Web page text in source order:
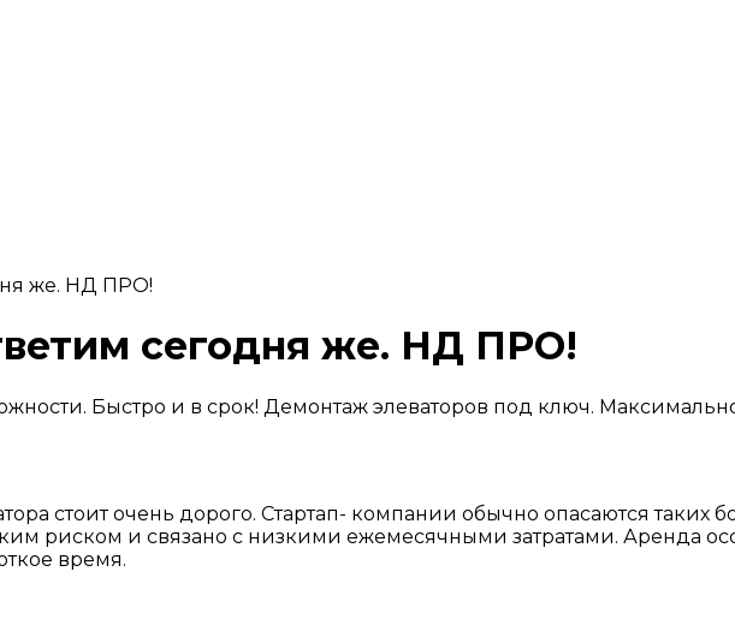
же. НД ПРО!
сегодня же. НД ПРО!
Быстро и в срок! Демонтаж элеваторов под ключ.
стоит очень дорого. Стартап- компании обычно опасаются таких
риском и связано с низкими ежемесячными затратами. Аренда
время.